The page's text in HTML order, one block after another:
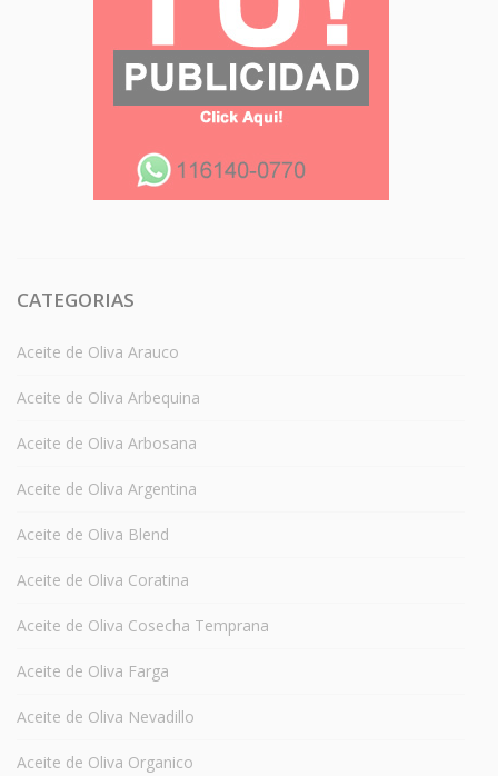
CATEGORIAS
Aceite de Oliva Arauco
Aceite de Oliva Arbequina
Aceite de Oliva Arbosana
Aceite de Oliva Argentina
Aceite de Oliva Blend
Aceite de Oliva Coratina
Aceite de Oliva Cosecha Temprana
Aceite de Oliva Farga
Aceite de Oliva Nevadillo
Aceite de Oliva Organico